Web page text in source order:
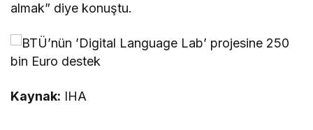
almak” diye konuştu.
Kaynak: IHA